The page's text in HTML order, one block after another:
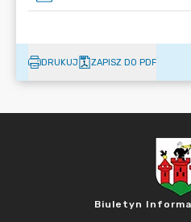
DRUKUJ ZAPISZ DO PDF
Biuletyn